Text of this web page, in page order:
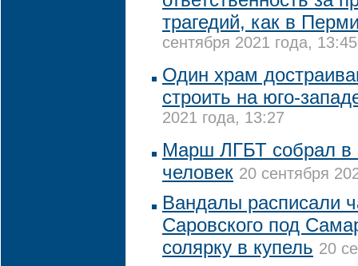
трагедий, как в
сентября 2021 года, 13:45
Один храм
строить на юго-
2021 года, 13:27
Марш ЛГБТ собрал в
человек 20 сентября
Вандалы расписали
Саровского под
солярку в купель 20